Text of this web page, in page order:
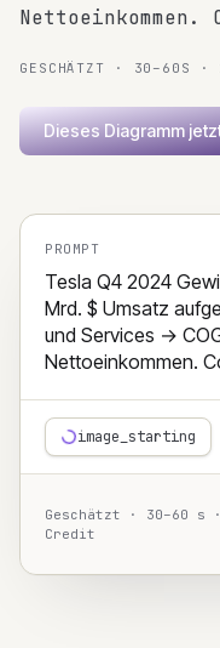
GESCHÄTZT · 30–60S ·
Dieses Diagramm
PROMPT
Tesla Q4 2024
Mrd. $ Umsatz
und Services →
Nettoeinkommen.
image_starting
Geschätzt · 30–60 s
Credit